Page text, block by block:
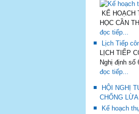
KẾ HOẠCH
HỌC CẦN
đọc tiếp...
Lịch Tiếp
LỊCH TIẾP
Nghị định số
đọc tiếp...
HỘI NGHỊ
CHỐNG
Kế hoạch